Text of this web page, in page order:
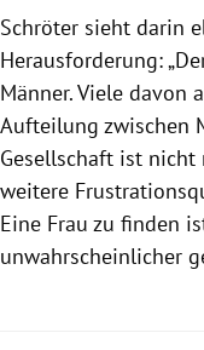
Schröter sieht darin
Herausforderung:
Männer. Viele davon
Aufteilung zwischen
Gesellschaft ist nicht
weitere
Eine Frau zu finden
unwahrscheinlicher